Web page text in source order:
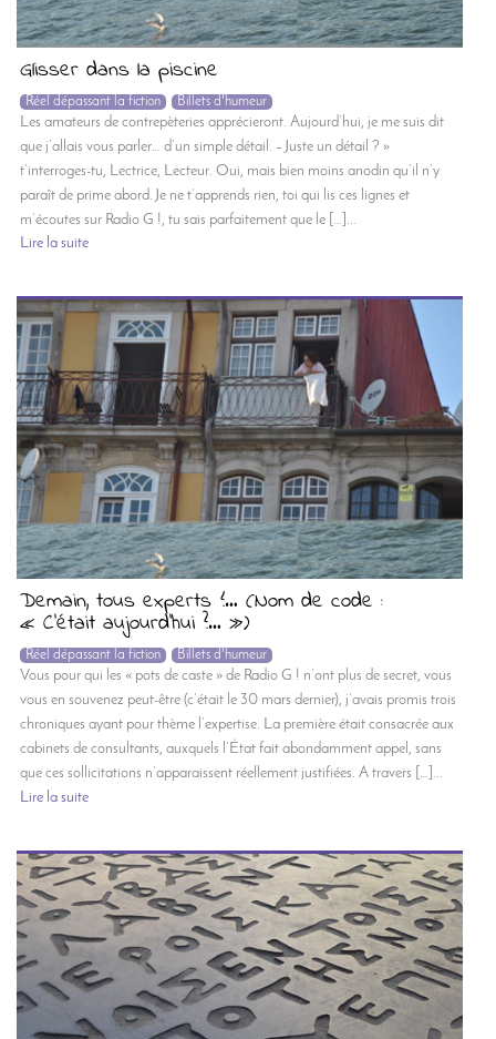
Glisser dans la piscine
Réel dépassant la fiction Billets d'humeur
Les amateurs de contrepèteries apprécieront. Aujourd’hui, je me suis dit
que j’allais vous parler… d’un simple détail. – Juste un détail ? »
t’interroges-tu, Lectrice, Lecteur. Oui, mais bien moins anodin qu’il n’y
paraît de prime abord. Je ne t’apprends rien, toi qui lis ces lignes et
m’écoutes sur Radio G !, tu sais parfaitement que le […]...
Lire la suite
Demain, tous experts ?… (Nom de code :
« C’était aujourd’hui ?… »)
Réel dépassant la fiction Billets d'humeur
Vous pour qui les « pots de caste » de Radio G ! n’ont plus de secret, vous
vous en souvenez peut-être (c’était le 30 mars dernier), j’avais promis trois
chroniques ayant pour thème l’expertise. La première était consacrée aux
cabinets de consultants, auxquels l’État fait abondamment appel, sans
que ces sollicitations n’apparaissent réellement justifiées. A travers […]...
Lire la suite